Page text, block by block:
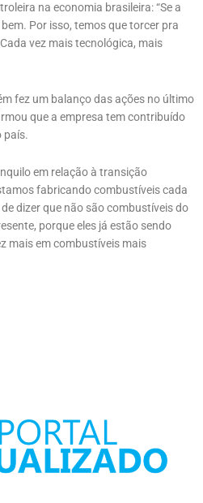
na economia brasileira: “Se a
Por isso, temos que torcer pra
vez mais tecnológica, mais
fez um balanço das ações no último
que a empresa tem contribuído
país.
em relação à transição
fabricando combustíveis cada
dizer que não são combustíveis do
porque eles já estão sendo
mais em combustíveis mais